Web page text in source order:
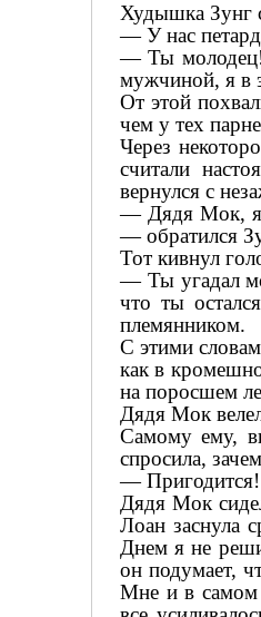
Худышка Зунг
— У нас
— Ты молодец!
мужчиной, я в
От этой
чем у тех
Через
считали
вернулся с
— Дядя Мок, я
— обратился
Тот кивнул
— Ты угадал
что ты
племянником.
С этими
как в
на поросшем
Дядя Мок
Самому ему,
спросила,
— Пригодится!
Дядя Мок
Лоан заснула
Днем я не
он подумает,
Мне и в самом